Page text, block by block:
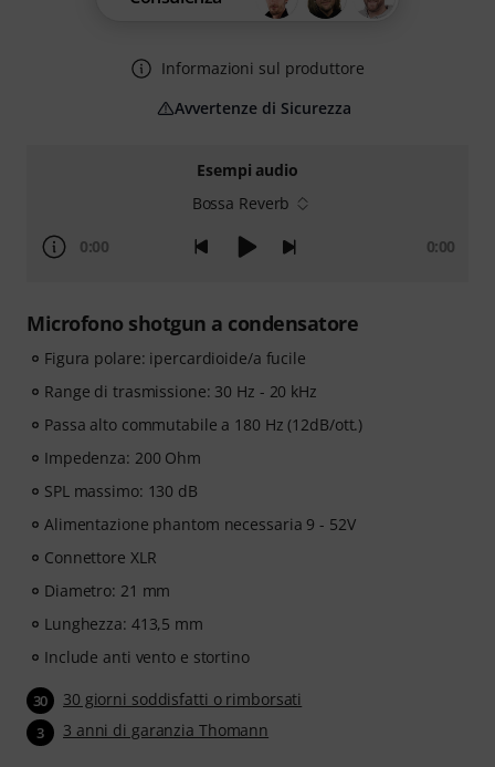
Esempi audio
Bossa Reverb
0:00 0:00
Microfono shotgun a condensatore
Figura polare: ipercardioide/a fucile
Range di trasmissione: 30 Hz - 20 kHz
Passa alto commutabile a 180 Hz (12dB/ott.)
Impedenza: 200 Ohm
SPL massimo: 130 dB
Alimentazione phantom necessaria 9 - 52V
Connettore XLR
Diametro: 21 mm
Lunghezza: 413,5 mm
Include anti vento e stortino
30 30 giorni soddisfatti o rimborsati
3 3 anni di garanzia Thomann
Informazioni sul produttore
Avvertenze di Sicurezza